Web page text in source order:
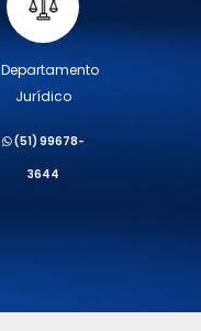
Departamento
Jurídico
(51) 99678-
3644